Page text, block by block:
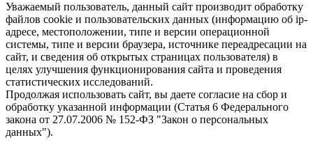
Уважаемый пользователь, данный сайт производит обработку
файлов cookie и пользовательских данных (информацию об ip-
адресе, местоположении, типе и версии операционной
системы, типе и версии браузера, источнике переадресации на
сайт, и сведения об открытых страницах пользователя) в
целях улучшения функционирования сайта и проведения
статистических исследований.
Продолжая использовать сайт, вы даете согласие на сбор и
обработку указанной информации (Статья 6 Федерального
закона от 27.07.2006 № 152-ФЗ "Закон о персональных
данных").